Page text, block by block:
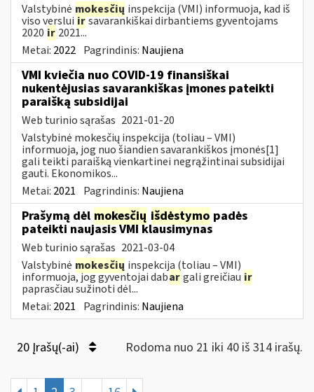
Valstybinė mokesčių inspekcija (VMI) informuoja, kad iš
viso versluiirsavarankiškai dirbantiems gyventojams
2020 ir 2021...
Metai: 2022 Pagrindinis: Naujiena
VMI kviečia nuo COVID-19 finansiškai
nukentėjusias savarankiškas įmones pateikti
paraišką subsidijai
Web turinio sąrašas 2021-01-20
Valstybinė mokesčių inspekcija (toliau – VMI)
informuoja, jog nuo šiandien savarankiškos įmonės[1]
gali teikti paraišką vienkartinei negrąžintinai subsidijai
gauti. Ekonomikos...
Metai: 2021 Pagrindinis: Naujiena
Prašymą dėl mokesčių išdėstymo padės
pateikti naujasis VMI klausimynas
Web turinio sąrašas 2021-03-04
Valstybinė mokesčių inspekcija (toliau – VMI)
informuoja, jog gyventojai dabargali greičiau ir
paprasčiau sužinoti dėl...
Metai: 2021 Pagrindinis: Naujiena
20 Įrašų(-ai) Rodoma nuo 21 iki 40 iš 314 irašų.